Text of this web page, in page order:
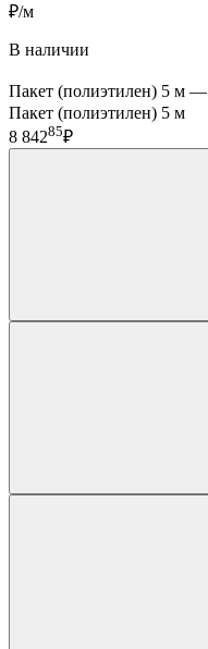
₽/м
В наличии
Пакет (полиэтилен) 5 м —
Пакет (полиэтилен) 5 м
8 84285₽